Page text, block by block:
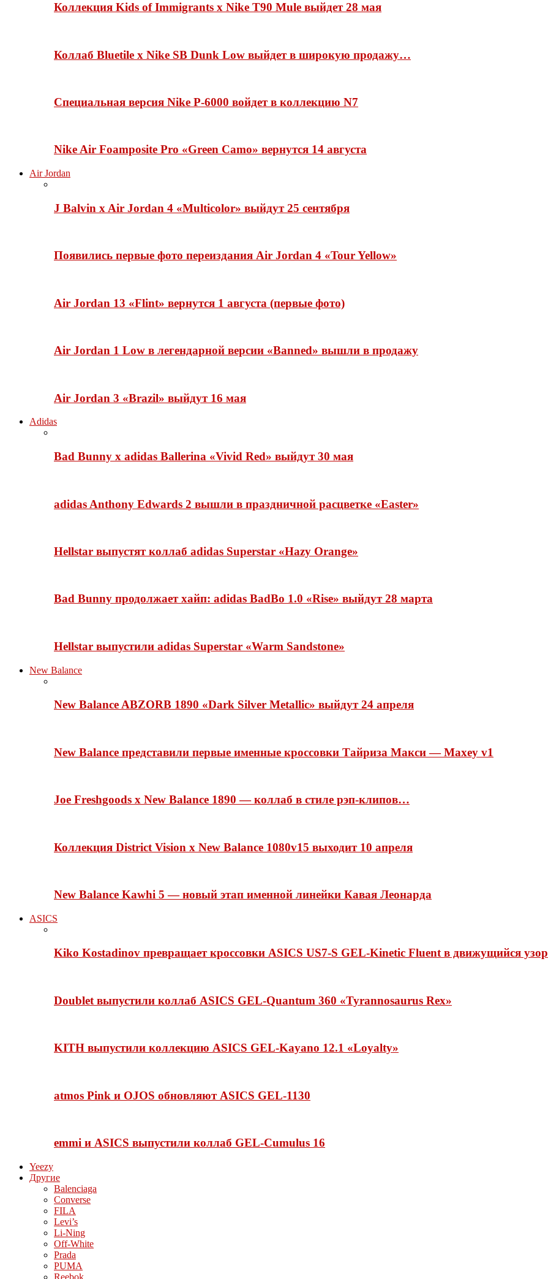
Коллекция Kids of Immigrants x Nike T90 Mule выйдет 28 мая
Коллаб Bluetile x Nike SB Dunk Low выйдет в широкую продажу…
Специальная версия Nike P-6000 войдет в коллекцию N7
Nike Air Foamposite Pro «Green Camo» вернутся 14 августа
Air Jordan
J Balvin x Air Jordan 4 «Multicolor» выйдут 25 сентября
Появились первые фото переиздания Air Jordan 4 «Tour Yellow»
Air Jordan 13 «Flint» вернутся 1 августа (первые фото)
Air Jordan 1 Low в легендарной версии «Banned» вышли в продажу
Air Jordan 3 «Brazil» выйдут 16 мая
Adidas
Bad Bunny x adidas Ballerina «Vivid Red» выйдут 30 мая
adidas Anthony Edwards 2 вышли в праздничной расцветке «Easter»
Hellstar выпустят коллаб adidas Superstar «Hazy Orange»
Bad Bunny продолжает хайп: adidas BadBo 1.0 «Rise» выйдут 28 марта
Hellstar выпустили adidas Superstar «Warm Sandstone»
New Balance
New Balance ABZORB 1890 «Dark Silver Metallic» выйдут 24 апреля
New Balance представили первые именные кроссовки Тайриза Макси — Maxey v1
Joe Freshgoods x New Balance 1890 — коллаб в стиле рэп-клипов…
Коллекция District Vision x New Balance 1080v15 выходит 10 апреля
New Balance Kawhi 5 — новый этап именной линейки Кавая Леонарда
ASICS
Kiko Kostadinov превращает кроссовки ASICS US7-S GEL-Kinetic Fluent в движущийся узор
Doublet выпустили коллаб ASICS GEL-Quantum 360 «Tyrannosaurus Rex»
KITH выпустили коллекцию ASICS GEL-Kayano 12.1 «Loyalty»
atmos Pink и OJOS обновляют ASICS GEL-1130
emmi и ASICS выпустили коллаб GEL-Cumulus 16
Yeezy
Другие
Balenciaga
Converse
FILA
Levi’s
Li-Ning
Off-White
Prada
PUMA
Reebok